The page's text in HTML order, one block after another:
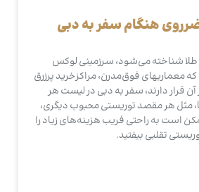
هنگام سفر به دبی
طلا شناخته می‌شود، سرزمینی لوکس
معماریهای فوق‌مدرن، مراکزخرید پرزرق
قرار دارند، سفر به دبی در لیست هر
مثل هر مقصد توریستی محبوب دیگری،
است به راحتی فریب هزینه‌های زیاد را
تقلبی بیفتید.